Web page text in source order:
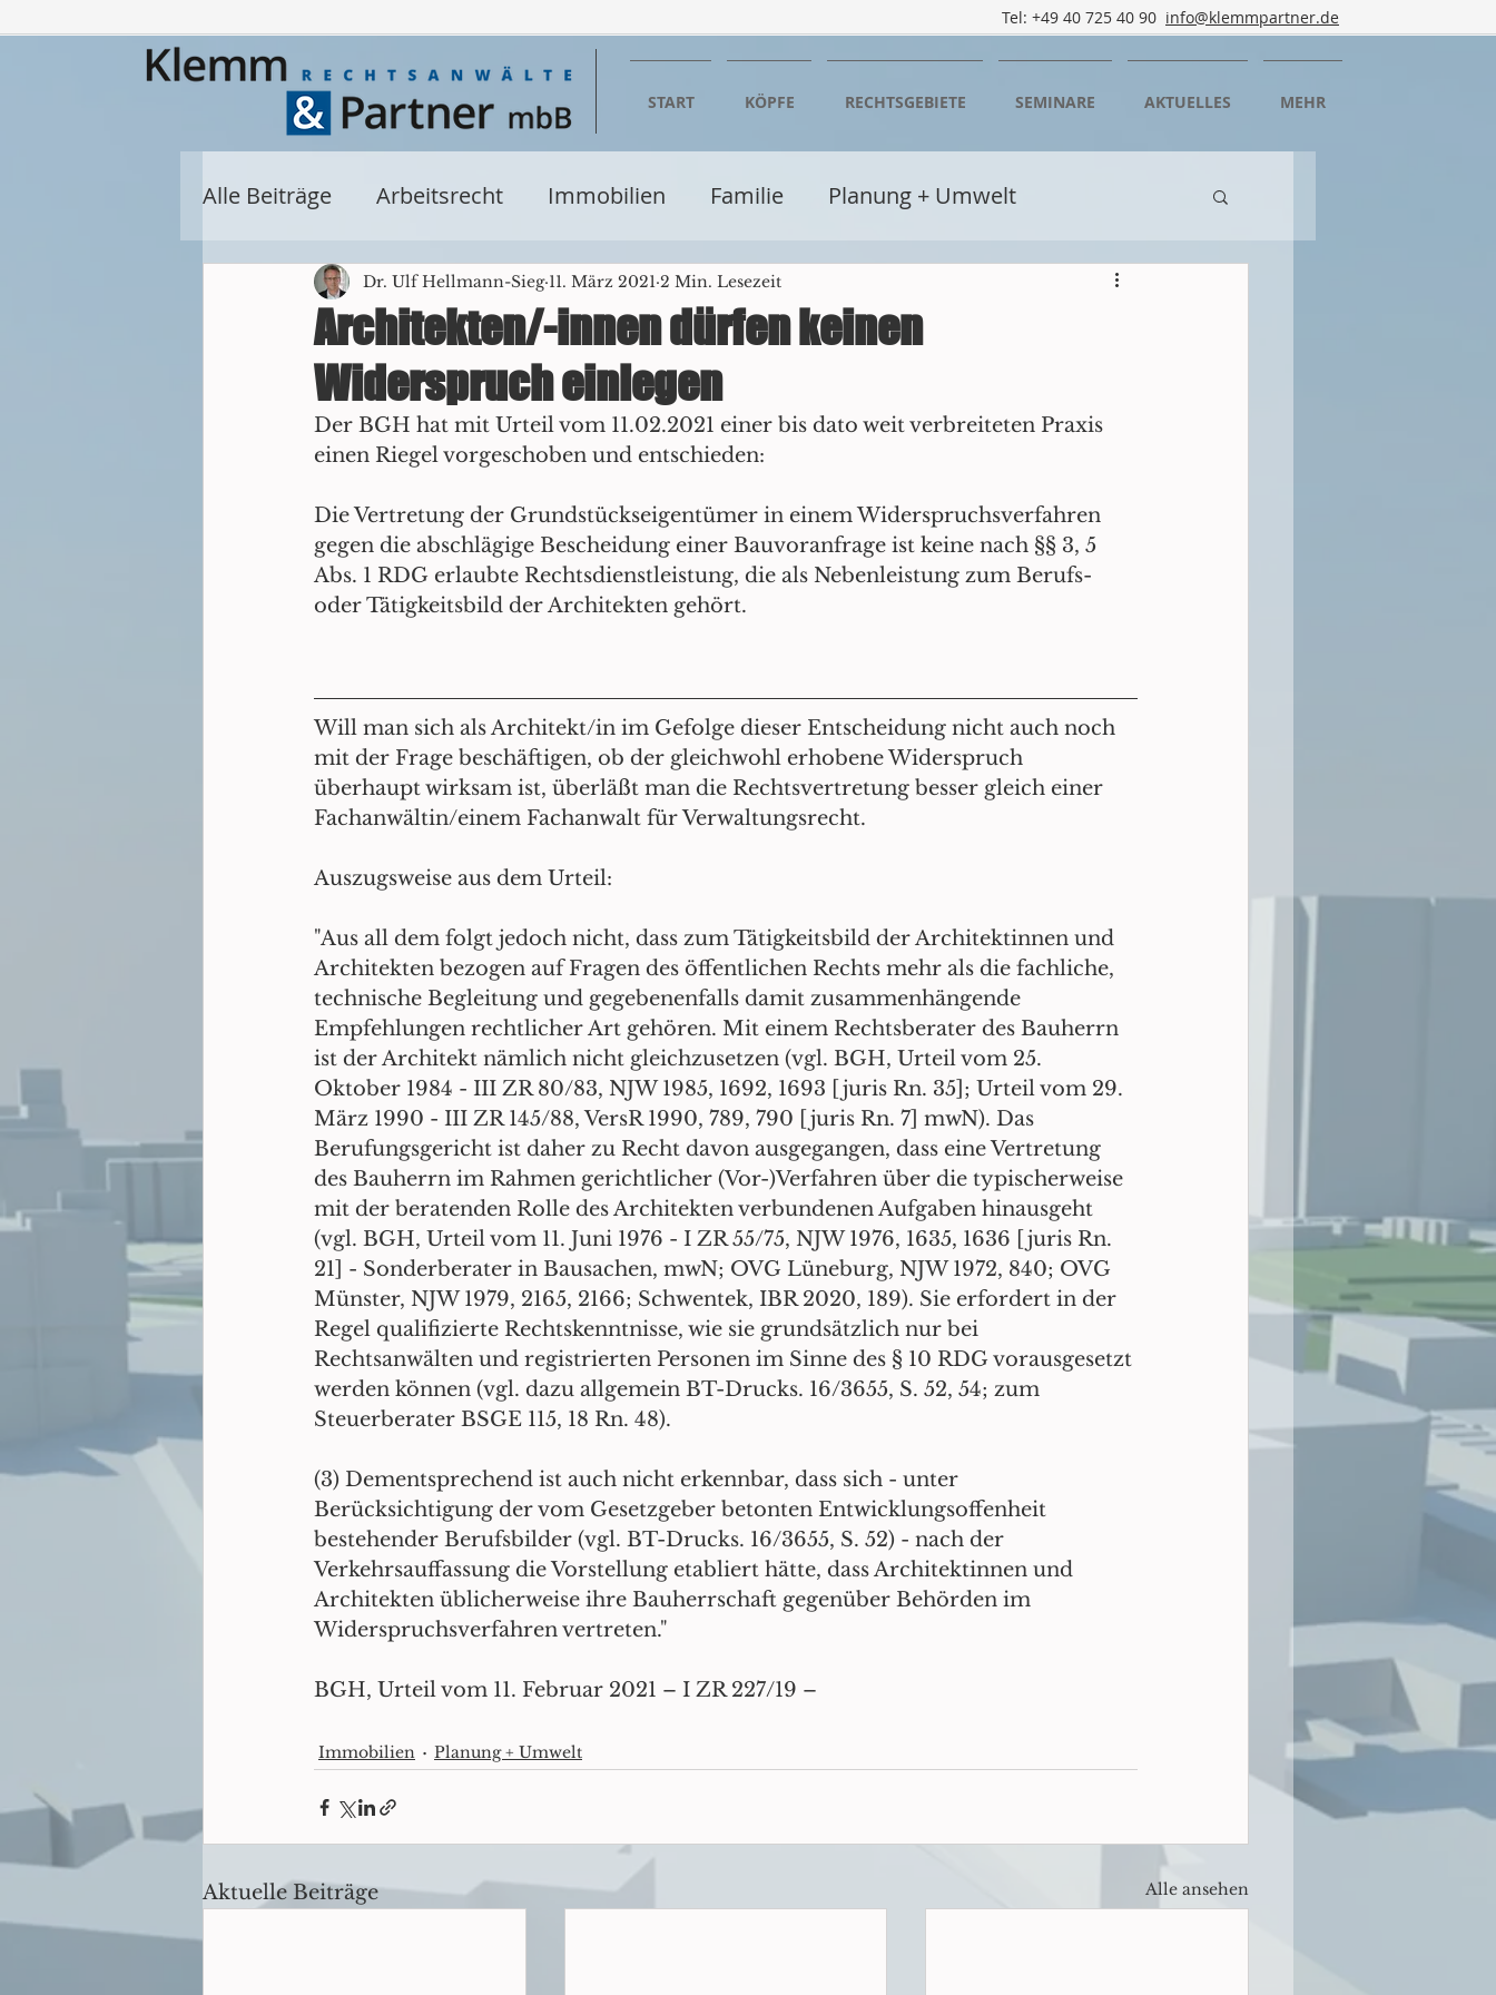
Tel: +49 40 725 40 90 info@klemmpartner.de
START KÖPFE RECHTSGEBIETE SEMINARE AKTUELLES MEHR
Alle Beiträge Arbeitsrecht Immobilien Familie Planung + Umwelt
Miet- und Wohnungseigentumsrecht Wirtschaft Mediation
Allgemein privates Baurecht Verwaltungsrecht
Baurecht Denkmalrecht Glücksspielrecht
Architekten/-innen dürfen keinen
Widerspruch einlegen
Dr. Ulf Hellmann-Sieg 11. März 2021 2 Min. Lesezeit
Der BGH hat mit Urteil vom 11.02.2021 einer bis dato weit verbreiteten Praxis
einen Riegel vorgeschoben und entschieden:
Die Vertretung der Grundstückseigentümer in einem Widerspruchsverfahren
gegen die abschlägige Bescheidung einer Bauvoranfrage ist keine nach §§ 3, 5
Abs. 1 RDG erlaubte Rechtsdienstleistung, die als Nebenleistung zum Berufs-
oder Tätigkeitsbild der Architekten gehört.
Will man sich als Architekt/in im Gefolge dieser Entscheidung nicht auch noch
mit der Frage beschäftigen, ob der gleichwohl erhobene Widerspruch
überhaupt wirksam ist, überläßt man die Rechtsvertretung besser gleich einer
Fachanwältin/einem Fachanwalt für Verwaltungsrecht.
Auszugsweise aus dem Urteil:
"Aus all dem folgt jedoch nicht, dass zum Tätigkeitsbild der Architektinnen und
Architekten bezogen auf Fragen des öffentlichen Rechts mehr als die fachliche,
technische Begleitung und gegebenenfalls damit zusammenhängende
Empfehlungen rechtlicher Art gehören. Mit einem Rechtsberater des Bauherrn
ist der Architekt nämlich nicht gleichzusetzen (vgl. BGH, Urteil vom 25.
Oktober 1984 - III ZR 80/83, NJW 1985, 1692, 1693 [juris Rn. 35]; Urteil vom 29.
März 1990 - III ZR 145/88, VersR 1990, 789, 790 [juris Rn. 7] mwN). Das
Berufungsgericht ist daher zu Recht davon ausgegangen, dass eine Vertretung
des Bauherrn im Rahmen gerichtlicher (Vor-)Verfahren über die typischerweise
mit der beratenden Rolle des Architekten verbundenen Aufgaben hinausgeht
(vgl. BGH, Urteil vom 11. Juni 1976 - I ZR 55/75, NJW 1976, 1635, 1636 [juris Rn.
21] - Sonderberater in Bausachen, mwN; OVG Lüneburg, NJW 1972, 840; OVG
Münster, NJW 1979, 2165, 2166; Schwentek, IBR 2020, 189). Sie erfordert in der
Regel qualifizierte Rechtskenntnisse, wie sie grundsätzlich nur bei
Rechtsanwälten und registrierten Personen im Sinne des § 10 RDG vorausgesetzt
werden können (vgl. dazu allgemein BT-Drucks. 16/3655, S. 52, 54; zum
Steuerberater BSGE 115, 18 Rn. 48).
(3) Dementsprechend ist auch nicht erkennbar, dass sich - unter
Berücksichtigung der vom Gesetzgeber betonten Entwicklungsoffenheit
bestehender Berufsbilder (vgl. BT-Drucks. 16/3655, S. 52) - nach der
Verkehrsauffassung die Vorstellung etabliert hätte, dass Architektinnen und
Architekten üblicherweise ihre Bauherrschaft gegenüber Behörden im
Widerspruchsverfahren vertreten."
BGH, Urteil vom 11. Februar 2021 – I ZR 227/19 –
Immobilien Planung + Umwelt
Aktuelle Beiträge Alle ansehen